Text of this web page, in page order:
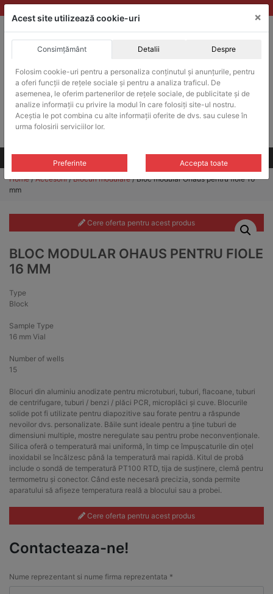
Skip
to
ACHIZITII PUBLICE
Produsele pot fi achizitionate si in sistemul SEAP / SICAP
Products
search
CAUTARE
Toate produsele
Home/Accesorii/Blocuri modulare/ Bloc modular Ohaus pentru fiole 16
mm
Cere oferta pentru acest produs
BLOC MODULAR OHAUS PENTRU FIOLE
16 MM
Type
Block
Sample Type
16 mm Vial
Number of wells
15
Blocuri din aluminiu anodizate pentru microtuburi, tuburi, flacoane, tuburi
de centrifugare, tuburi / benzi / plăci PCR, microplăci și cuve. Blocurile
solide pot fi utilizate pentru diapozitive sau forate pentru a răspunde
nevoilor dvs. personalizate. Băile sunt ideale pentru a ține tuburi de
dimensiuni multiple, mostre neregulate sau pentru probe neconvenționale.
Silica oferă o temperatură mai uniformă, în timp ce împușcaturile din oțel
inoxidabil se încălzesc până la temperatură mai rapidă. Kitul de probă
include o sondă de temperatură PT100 RTD, tija de susținere, clemă pentru
termometru și conector. Când este necesară precizia, sonda permite
aparatului să afișeze temperatura reală a blocului sau a probei.
Cere oferta pentru acest produs
Contacteaza-ne!
Nume reprezentant si nume firma reprezentata *
Acest site utilizează cookie-uri ×
Consimțământ Detalii Despre
Folosim cookie-uri pentru a personaliza conținutul și anunțurile, pentru
a oferi funcții de rețele sociale și pentru a analiza traficul. De
asemenea, le oferim partenerilor de rețele sociale, de publicitate și de
analize informații cu privire la modul în care folosiți site-ul nostru.
Aceștia le pot combina cu alte informații oferite de dvs. sau culese în
urma folosirii serviciilor lor.
Preferinte Accepta toate